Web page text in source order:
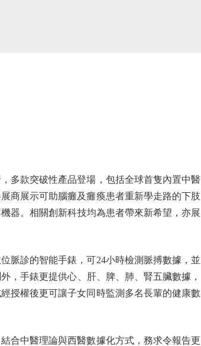
款突破性產品登場，包括全球首隻內置中醫
商展示可助腦癱及癱瘓患者重新學走路的下肢
器。相關創新科技均為患者帶來新希望，亦展
診的智能手錶，可24小時檢測脈搏數據，並
，手錶更提供心、肝、脾、肺、腎五臟數據，
授權後更可讓子女同時監測多名長輩的健康數
中醫理論與西醫數據化方式，務求令報告更